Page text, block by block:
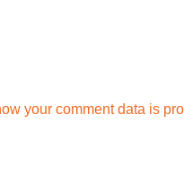
your comment data is